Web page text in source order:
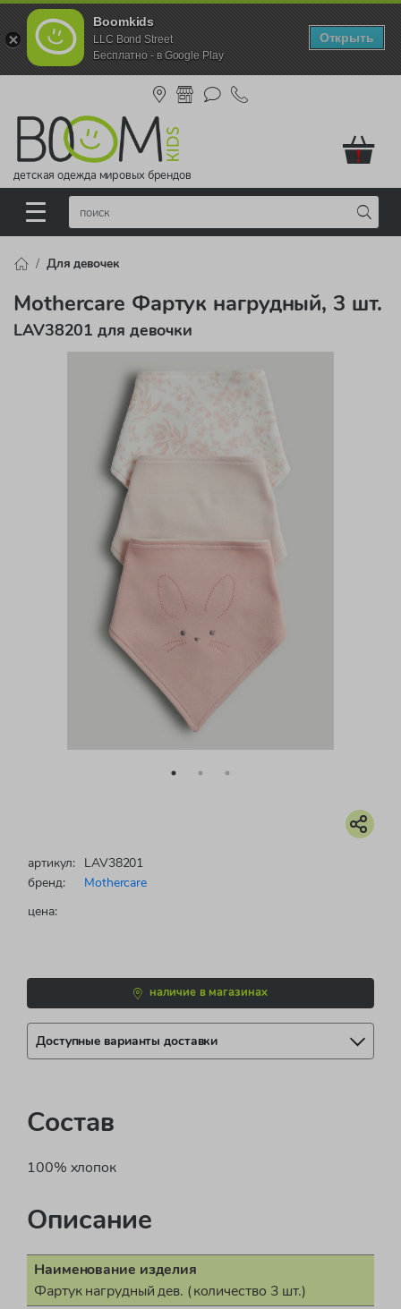
Boomkids
LLC Bond Street
Бесплатно - в Google Play
Открыть
детская одежда мировых брендов
!
Для девочек
Mothercare Фартук нагрудный, 3 шт.
LAV38201 для девочки
артикул: LAV38201
бренд:
Mothercare
цена:
наличие в магазинах
Доступные варианты доставки
Состав
100% хлопок
Описание
Наименование изделия
Фартук нагрудный дев. (количество 3 шт.)